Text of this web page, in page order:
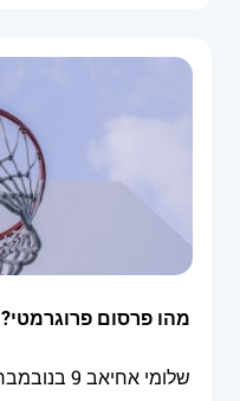
מהו פרסום פרוגרמטי?
שלומי אחיאב 9 בנובמבר 2014